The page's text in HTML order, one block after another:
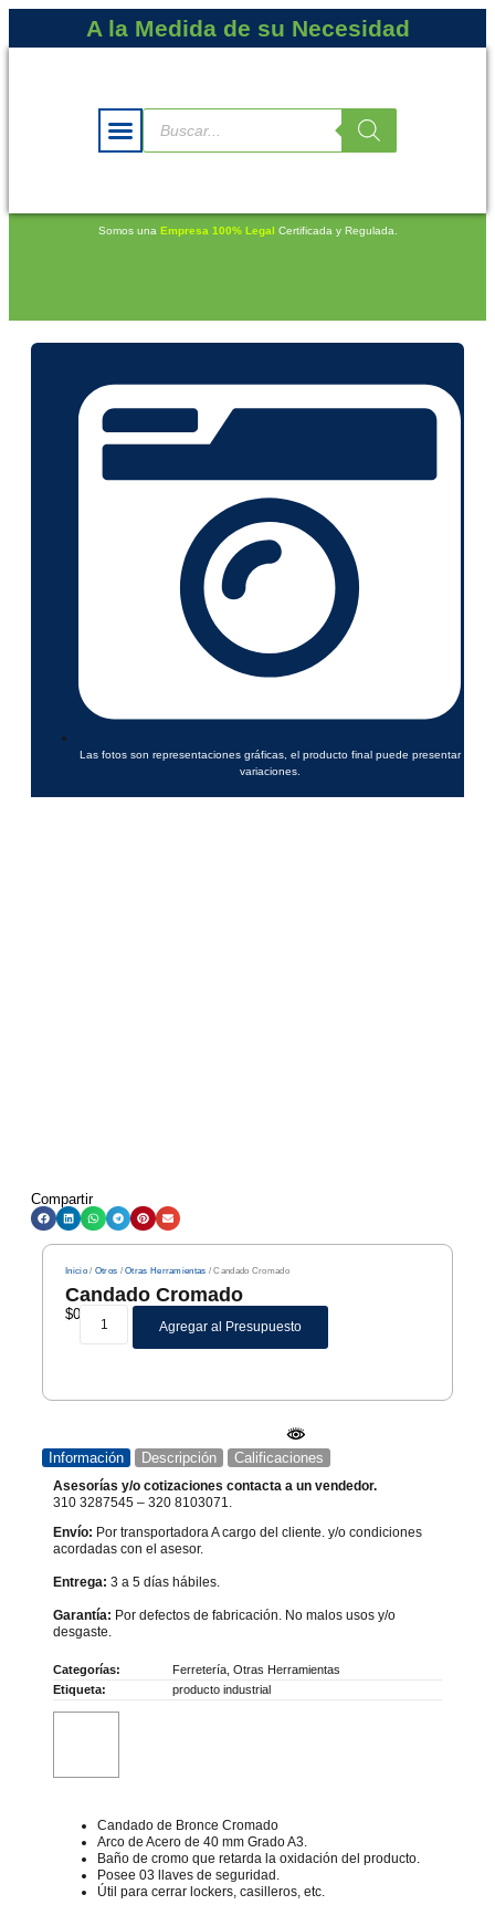
A la Medida de su Necesidad
Somos una Empresa 100% Legal Certificada y Regulada.
Las fotos son representaciones gráficas, el producto final puede presentar
variaciones.
Compartir
Inicio/ Otros /Otras Herramientas / Candado Cromado
Candado Cromado
$0
Agregar al Presupuesto
Información Descripción Calificaciones
Asesorías y/o cotizaciones contacta a un vendedor.
310 3287545 – 320 8103071.
Envío: Por transportadora A cargo del cliente. y/o condiciones
acordadas con el asesor.
Entrega: 3 a 5 días hábiles.
Garantía: Por defectos de fabricación. No malos usos y/o
desgaste.
Categorías: Ferretería, Otras Herramientas
Etiqueta:
producto industrial
Candado de Bronce Cromado
Arco de Acero de 40 mm Grado A3.
Baño de cromo que retarda la oxidación del producto.
Posee 03 llaves de seguridad.
Útil para cerrar lockers, casilleros, etc.